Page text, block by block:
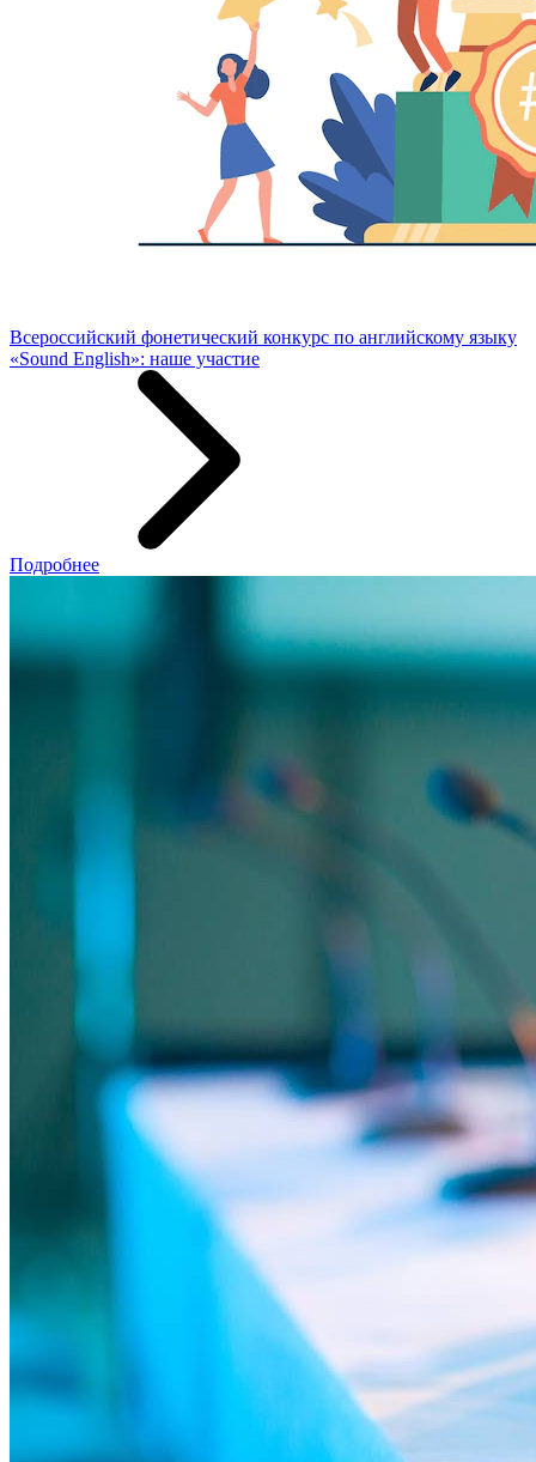
Всероссийский фонетический конкурс по английскому языку
«Sound English»: наше участие
Подробнее